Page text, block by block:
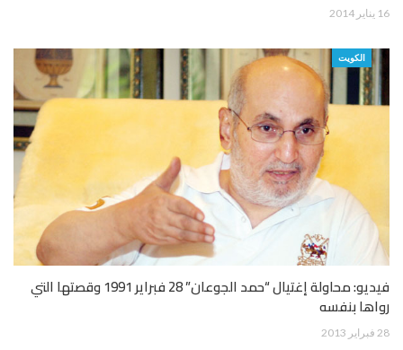
16 يناير 2014
الكويت
فيديو: محاولة إغتيال “حمد الجوعان” 28 فبراير 1991 وقصتها التي
رواها بنفسه
28 فبراير 2013